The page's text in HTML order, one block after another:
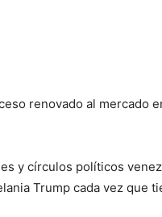
renovado al mercado
y círculos políticos
Trump cada vez que